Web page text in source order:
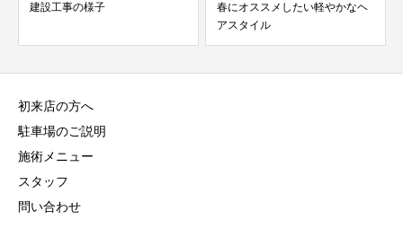
建設工事の様子
春にオススメしたい軽やかなヘ
アスタイル
初来店の方へ
駐車場のご説明
施術メニュー
スタッフ
問い合わせ